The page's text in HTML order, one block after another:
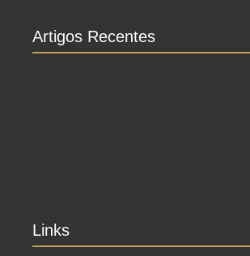
Artigos Recentes
Links